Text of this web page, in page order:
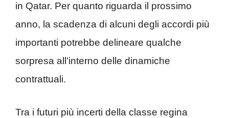
in Qatar. Per quanto riguarda il prossimo
anno, la scadenza di alcuni degli accordi più
importanti potrebbe delineare qualche
sorpresa all’interno delle dinamiche
contrattuali.
Tra i futuri più incerti della classe regina